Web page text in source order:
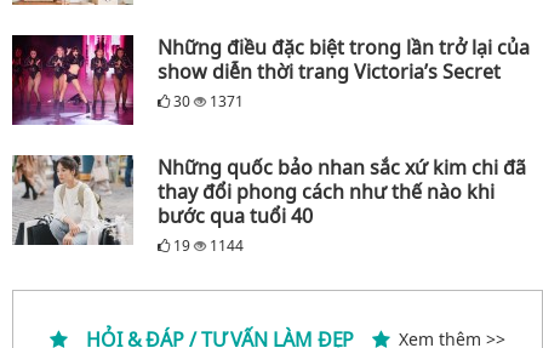
Những điều đặc biệt trong lần trở lại của
show diễn thời trang Victoria’s Secret
30 1371
Những quốc bảo nhan sắc xứ kim chi đã
thay đổi phong cách như thế nào khi
bước qua tuổi 40
19 1144
HỎI & ĐÁP / TƯ VẤN LÀM ĐẸP Xem thêm >>